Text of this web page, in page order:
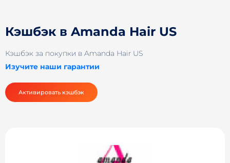
Кэшбэк в Amanda Hair US
Кэшбэк за покупки в Amanda Hair US
Изучите наши гарантии
Активировать кэшбэк